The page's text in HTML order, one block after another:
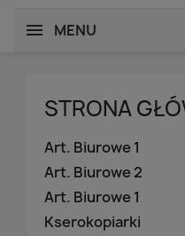
MENU
STRONA
Art. Biurowe 1
Art. Biurowe 2
Art. Biurowe 1
Kserokopiarki